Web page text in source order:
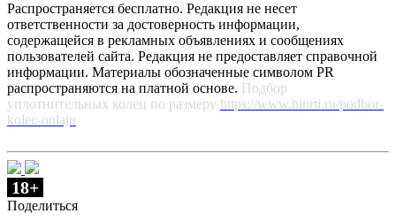
Распространяется бесплатно. Редакция не несет
ответственности за достоверность информации,
содержащейся в рекламных объявлениях и сообщениях
пользователей сайта. Редакция не предоставляет справочной
информации. Материалы обозначенные символом PR
распространяются на платной основе. Подбор
уплотнительных колец по размеру https://www.binrti.ru/podbor-
kolec-onlajn
18+
Поделиться